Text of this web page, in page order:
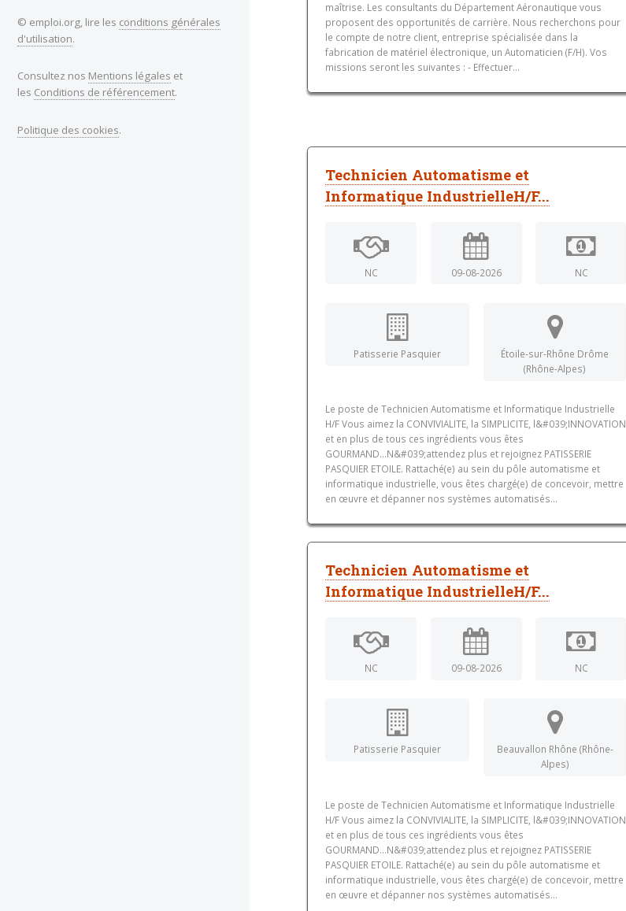
maîtrise. Les consultants du Département Aéronautique vous
proposent des opportunités de carrière. Nous recherchons pour
le compte de notre client, entreprise spécialisée dans la
fabrication de matériel électronique, un Automaticien (F/H). Vos
missions seront les suivantes : - Effectuer...
Technicien Automatisme et
Informatique IndustrielleH/F...
NC 09-08-2026 NC
Patisserie Pasquier
Étoile-sur-Rhône Drôme
(Rhône-Alpes)
Le poste de Technicien Automatisme et Informatique Industrielle
H/F Vous aimez la CONVIVIALITE, la SIMPLICITE, l&#039;INNOVATION
et en plus de tous ces ingrédients vous êtes
GOURMAND...N&#039;attendez plus et rejoignez PATISSERIE
PASQUIER ETOILE. Rattaché(e) au sein du pôle automatisme et
informatique industrielle, vous êtes chargé(e) de concevoir, mettre
en œuvre et dépanner nos systèmes automatisés...
Technicien Automatisme et
Informatique IndustrielleH/F...
NC 09-08-2026 NC
Patisserie Pasquier
Beauvallon Rhône (Rhône-
Alpes)
Le poste de Technicien Automatisme et Informatique Industrielle
H/F Vous aimez la CONVIVIALITE, la SIMPLICITE, l&#039;INNOVATION
et en plus de tous ces ingrédients vous êtes
GOURMAND...N&#039;attendez plus et rejoignez PATISSERIE
PASQUIER ETOILE. Rattaché(e) au sein du pôle automatisme et
informatique industrielle, vous êtes chargé(e) de concevoir, mettre
en œuvre et dépanner nos systèmes automatisés...
© emploi.org, lire les conditions générales
d'utilisation.
Consultez nos Mentions légales et
les Conditions de référencement.
Politique des cookies.